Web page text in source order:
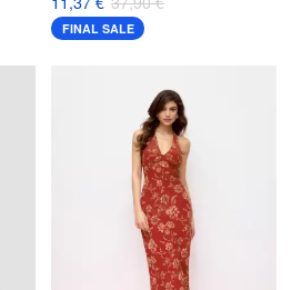
FINAL SALE